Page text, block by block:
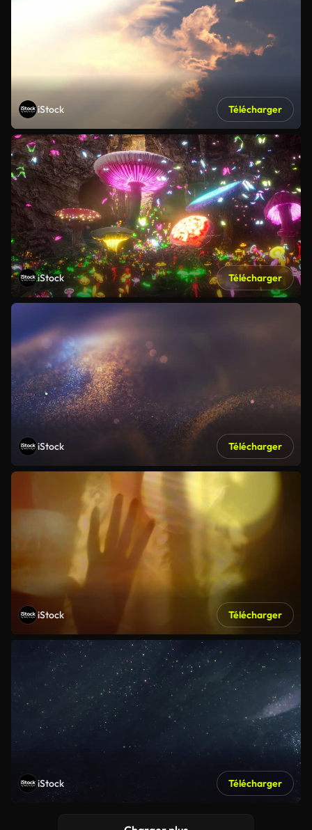
iStock Télécharger
iStock Télécharger
iStock Télécharger
iStock Télécharger
iStock Télécharger